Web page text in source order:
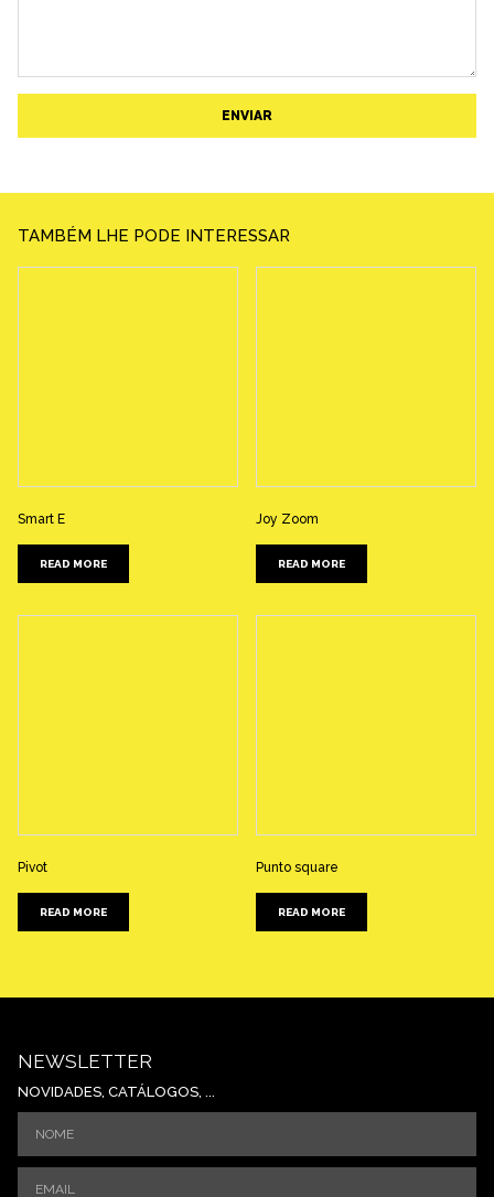
ENVIAR
TAMBÉM LHE PODE INTERESSAR
Smart E
READ MORE
Joy Zoom
READ MORE
Pivot
READ MORE
Punto square
READ MORE
NEWSLETTER
NOVIDADES, CATÁLOGOS, ...